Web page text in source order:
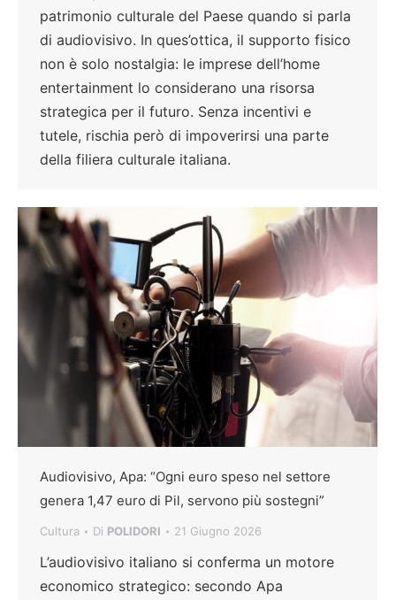
patrimonio culturale del Paese quando si parla
di audiovisivo. In ques’ottica, il supporto fisico
non è solo nostalgia: le imprese dell’home
entertainment lo considerano una risorsa
strategica per il futuro. Senza incentivi e
tutele, rischia però di impoverirsi una parte
della filiera culturale italiana.
Audiovisivo, Apa: “Ogni euro speso nel settore
genera 1,47 euro di Pil, servono più sostegni”
Cultura Di POLIDORI 21 Giugno 2026
L’audiovisivo italiano si conferma un motore
economico strategico: secondo Apa